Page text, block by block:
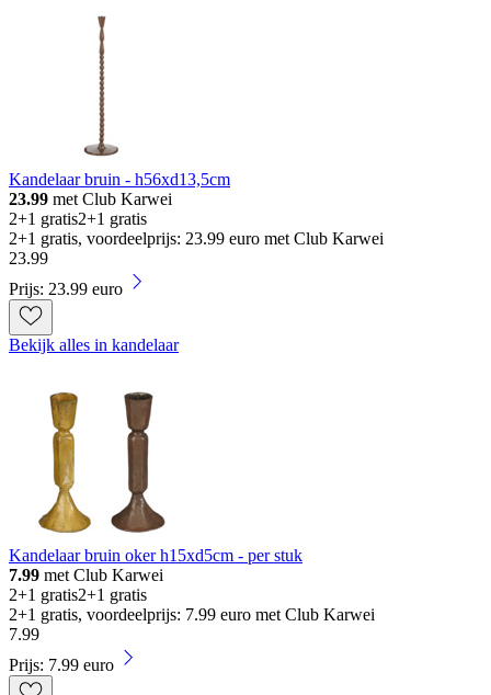
Kandelaar bruin - h56xd13,5cm
23.99 met Club Karwei
2+1 gratis2+1 gratis
2+1 gratis, voordeelprijs: 23.99 euro met Club Karwei
23.99
Prijs: 23.99 euro
Bekijk alles in kandelaar
Kandelaar bruin oker h15xd5cm - per stuk
7.99 met Club Karwei
2+1 gratis2+1 gratis
2+1 gratis, voordeelprijs: 7.99 euro met Club Karwei
7.99
Prijs: 7.99 euro